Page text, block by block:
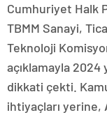
Cumhuriyet Halk
TBMM Sanayi,
Teknoloji
açıklamayla 2024
dikkati çekti.
ihtiyaçları yerine,